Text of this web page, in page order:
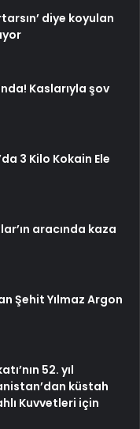
diye koyulan
Kaslarıyla şov
3 Kilo Kokain Ele
aracında kaza
Şehit Yılmaz Argon
52. yıl
küstah
Kuvvetleri için